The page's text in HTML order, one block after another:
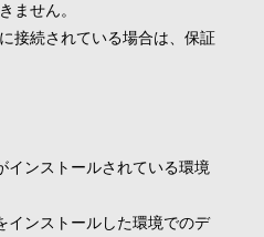
ません。
接続されている場合は、保証
インストールされている環境
インストールした環境でのデ